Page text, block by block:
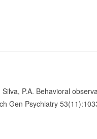
P.A. Behavioral
Gen Psychiatry